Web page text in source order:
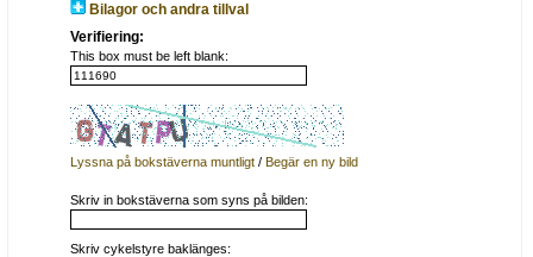
Bilagor och andra tillval
Verifiering:
This box must be left blank:
Lyssna på bokstäverna muntligt /Begär en ny bild
Skriv in bokstäverna som syns på bilden:
Skriv cykelstyre baklänges: